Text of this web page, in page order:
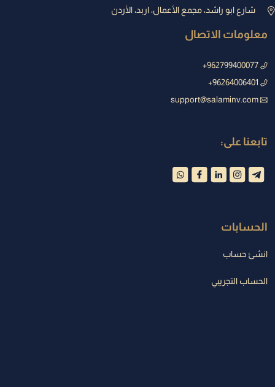
شارع ابو راشد، مجمع الأعمال، اربد، الأردن
معلومات الاتصال
تابعنا على:
الحسابات
انشئ حساب
الحساب التجريبي